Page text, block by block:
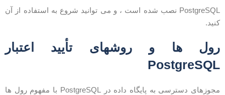
PostgreSQL نصب شده است ، و می توانید شروع به استفاده از آن
ها و روشهای تأیید اعتبار
مجوزهای دسترسی به پایگاه داده در PostgreSQL با مفهوم رول ها